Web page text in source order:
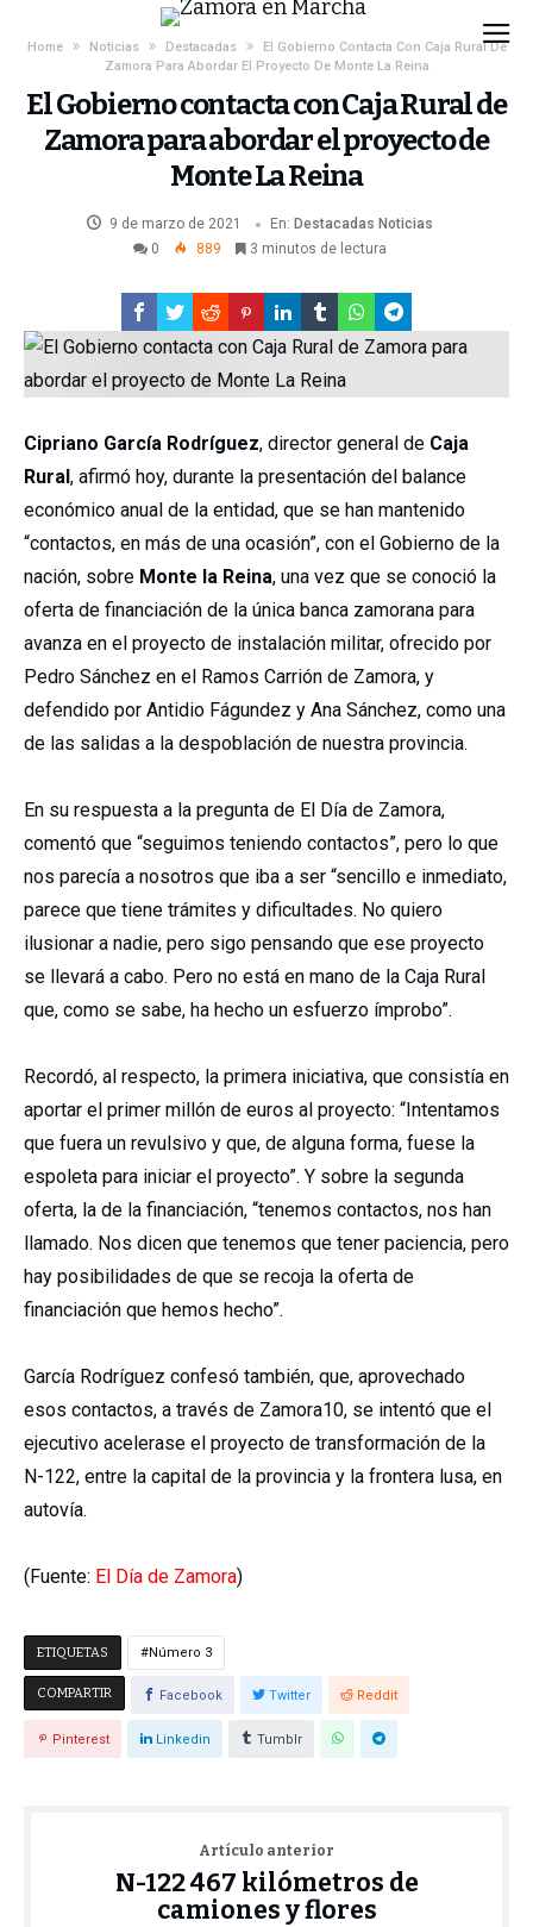
Home Noticias Destacadas
El Gobierno Contacta Con Caja Rural De
Zamora Para Abordar El Proyecto De Monte La Reina
El Gobierno contacta con Caja Rural de
Zamora para abordar el proyecto de
Monte La Reina
9 de marzo de 2021 En: Destacadas Noticias
0
889 3 minutos de lectura
Cipriano García Rodríguez, director general de Caja
Rural, afirmó hoy, durante la presentación del balance
económico anual de la entidad, que se han mantenido
“contactos, en más de una ocasión”, con el Gobierno de la
nación, sobre Monte la Reina, una vez que se conoció la
oferta de financiación de la única banca zamorana para
avanza en el proyecto de instalación militar, ofrecido por
Pedro Sánchez en el Ramos Carrión de Zamora, y
defendido por Antidio Fágundez y Ana Sánchez, como una
de las salidas a la despoblación de nuestra provincia.
En su respuesta a la pregunta de El Día de Zamora,
comentó que “seguimos teniendo contactos”, pero lo que
nos parecía a nosotros que iba a ser “sencillo e inmediato,
parece que tiene trámites y dificultades. No quiero
ilusionar a nadie, pero sigo pensando que ese proyecto
se llevará a cabo. Pero no está en mano de la Caja Rural
que, como se sabe, ha hecho un esfuerzo ímprobo”.
Recordó, al respecto, la primera iniciativa, que consistía en
aportar el primer millón de euros al proyecto: “Intentamos
que fuera un revulsivo y que, de alguna forma, fuese la
espoleta para iniciar el proyecto”. Y sobre la segunda
oferta, la de la financiación, “tenemos contactos, nos han
llamado. Nos dicen que tenemos que tener paciencia, pero
hay posibilidades de que se recoja la oferta de
financiación que hemos hecho”.
García Rodríguez confesó también, que, aprovechado
esos contactos, a través de Zamora10, se intentó que el
ejecutivo acelerase el proyecto de transformación de la
N-122, entre la capital de la provincia y la frontera lusa, en
autovía.
(Fuente: El Día de Zamora)
ETIQUETAS Número 3
COMPARTIR Facebook Twitter Reddit
Pinterest Linkedin Tumblr
Artículo anterior
N-122 467 kilómetros de
camiones y flores